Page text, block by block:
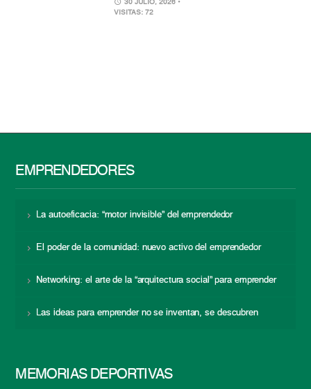
30 JULIO, 2026 •
VISITAS: 72
EMPRENDEDORES
La autoeficacia: “motor invisible” del emprendedor
El poder de la comunidad: nuevo activo del emprendedor
Networking: el arte de la “arquitectura social” para emprender
Las ideas para emprender no se inventan, se descubren
MEMORIAS DEPORTIVAS